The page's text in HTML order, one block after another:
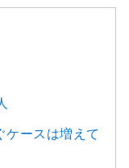
ケースは増えて